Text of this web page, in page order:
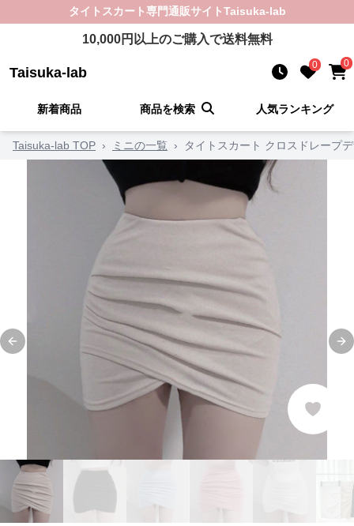
タイトスカート専門通販サイトTaisuka-lab
10,000円以上のご購入で送料無料
Taisuka-lab 0 0
新着商品 商品を検索 人気ランキング
Taisuka-lab TOP › ミニの一覧 › タイトスカート クロスドレープ
Previous slide